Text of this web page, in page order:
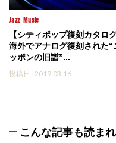
Jazz Music
【シティポップ復刻カタログ
海外でアナログ復刻された“
ッポンの旧譜”...
投稿日 : 2019.03.16
こんな記事も読ま